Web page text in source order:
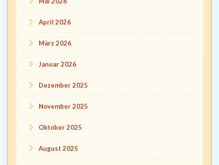
April 2026
März 2026
Januar 2026
Dezember 2025
November 2025
Oktober 2025
August 2025